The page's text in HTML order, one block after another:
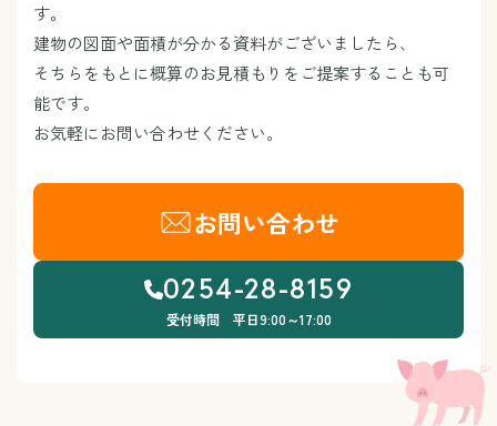
す。
建物の図面や面積が分かる資料がございましたら、
そちらをもとに概算のお見積もりをご提案することも可
能です。
お気軽にお問い合わせください。
お問い合わせ
0254-28-8159
受付時間 平日9:00～17:00